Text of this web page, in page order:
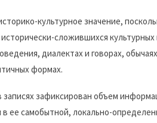
культурное значение,
сложившихся культурных
диалектах и говорах,
формах.
зафиксирован объем
ее самобытной, локально-